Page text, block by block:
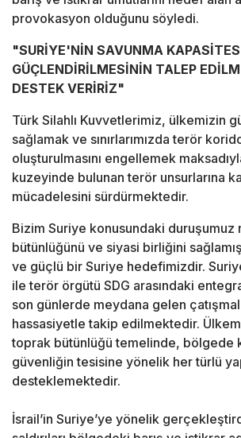
provokasyon olduğunu söyledi.
"SURİYE'NİN SAVUNMA
GÜÇLENDİRİLMESİNİN TALEP
DESTEK VERİRİZ"
Türk Silahlı Kuvvetlerimiz, ülkemizin
sağlamak ve sınırlarımızda terör
oluşturulmasını engellemek
kuzeyinde bulunan terör unsurlarına
mücadelesini sürdürmektedir.
Bizim Suriye konusundaki duruşumuz
bütünlüğünü ve siyasi birliğini
ve güçlü bir Suriye hedefimizdir.
ile terör örgütü SDG arasındaki
son günlerde meydana gelen
hassasiyetle takip edilmektedir.
toprak bütünlüğü temelinde, bölgede
güvenliğin tesisine yönelik her türlü
desteklemektedir.
İsrail’in Suriye’ye yönelik